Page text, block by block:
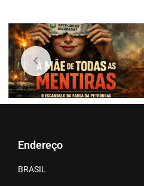
Endereço
BRASIL